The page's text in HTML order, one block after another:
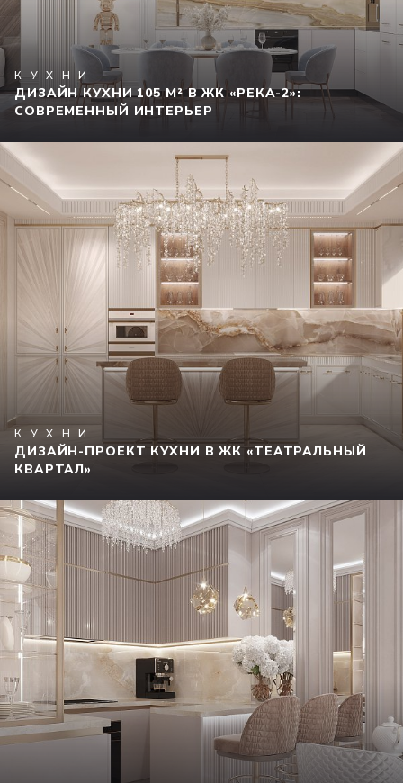
КУХНИ
ДИЗАЙН КУХНИ 105 М² В ЖК «РЕКА-2»:
СОВРЕМЕННЫЙ ИНТЕРЬЕР
КУХНИ
ДИЗАЙН-ПРОЕКТ КУХНИ В ЖК «ТЕАТРАЛЬНЫЙ
КВАРТАЛ»